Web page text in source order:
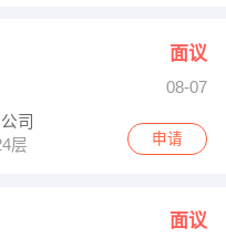
面议
08-07
司
层
申请
面议